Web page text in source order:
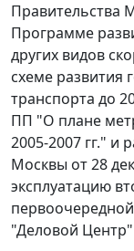
Правительства
Программе
других видов
схеме развития
транспорта до
ПП "О плане
2005-2007 гг." и
Москвы от 28
эксплуатацию
"Деловой